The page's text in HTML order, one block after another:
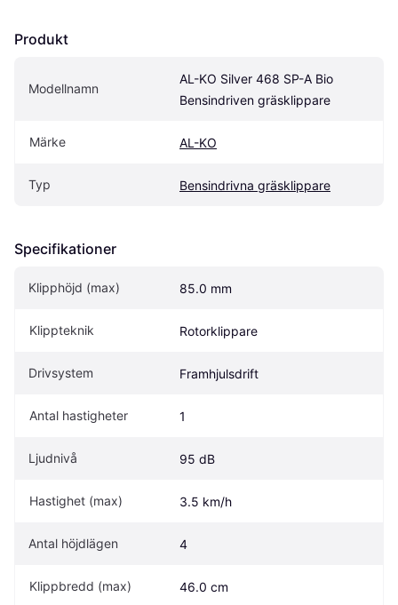
Produkt
Modellnamn
AL-KO Silver 468 SP-A Bio
Bensindriven gräsklippare
Märke AL-KO
Typ Bensindrivna gräsklippare
Specifikationer
Klipphöjd (max) 85.0 mm
Klippteknik Rotorklippare
Drivsystem Framhjulsdrift
Antal hastigheter 1
Ljudnivå 95 dB
Hastighet (max) 3.5 km/h
Antal höjdlägen 4
Klippbredd (max) 46.0 cm